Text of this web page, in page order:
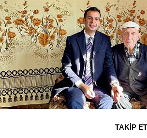
TAKİP ET